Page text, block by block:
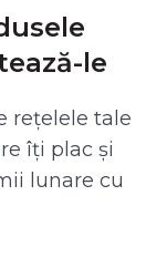
le
rețelele tale
îți plac și
lunare cu